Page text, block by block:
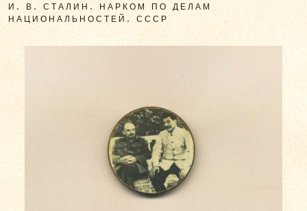
И. В. СТАЛИН. НАРКОМ ПО ДЕЛАМ
НАЦИОНАЛЬНОСТЕЙ. СССР